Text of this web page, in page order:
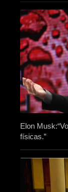
Elon
físicas.”